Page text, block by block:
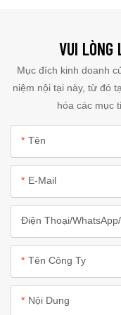
VUI LÒNG
Mục đích kinh doanh
niệm nội tại này, từ đó
hóa các mục
Tên
E-Mail
Điện Thoại/
Tên Công Ty
Nội Dung